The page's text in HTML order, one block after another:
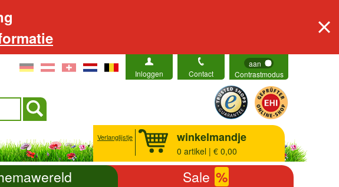
Inloggen Contact
aan
Contrastmodus
Verlanglijstje winkelmandje
0 artikel | € 0,00
Sale %